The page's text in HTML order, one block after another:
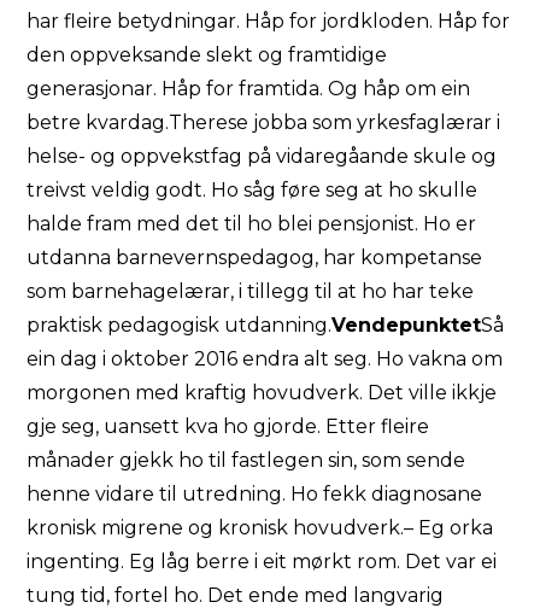
har fleire betydningar. Håp for jordkloden. Håp for
den oppveksande slekt og framtidige
generasjonar. Håp for framtida. Og håp om ein
betre kvardag.Therese jobba som yrkesfaglærar i
helse- og oppvekstfag på vidaregåande skule og
treivst veldig godt. Ho såg føre seg at ho skulle
halde fram med det til ho blei pensjonist. Ho er
utdanna barnevernspedagog, har kompetanse
som barnehagelærar, i tillegg til at ho har teke
praktisk pedagogisk utdanning.VendepunktetSå
ein dag i oktober 2016 endra alt seg. Ho vakna om
morgonen med kraftig hovudverk. Det ville ikkje
gje seg, uansett kva ho gjorde. Etter fleire
månader gjekk ho til fastlegen sin, som sende
henne vidare til utredning. Ho fekk diagnosane
kronisk migrene og kronisk hovudverk.– Eg orka
ingenting. Eg låg berre i eit mørkt rom. Det var ei
tung tid, fortel ho. Det ende med langvarig